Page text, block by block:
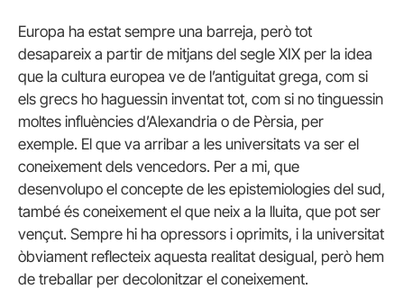
Europa ha estat sempre una barreja, però tot
desapareix a partir de mitjans del segle XIX per la idea
que la cultura europea ve de l’antiguitat grega, com si
els grecs ho haguessin inventat tot, com si no tinguessin
moltes influències d’Alexandria o de Pèrsia, per
exemple. El que va arribar a les universitats va ser el
coneixement dels vencedors. Per a mi, que
desenvolupo el concepte de les epistemiologies del sud,
també és coneixement el que neix a la lluita, que pot ser
vençut. Sempre hi ha opressors i oprimits, i la universitat
òbviament reflecteix aquesta realitat desigual, però hem
de treballar per decolonitzar el coneixement.